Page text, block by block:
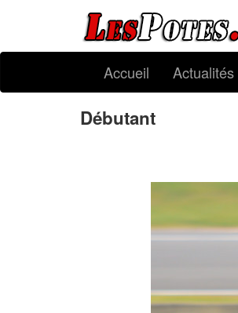
Accueil Actualités
Débutant